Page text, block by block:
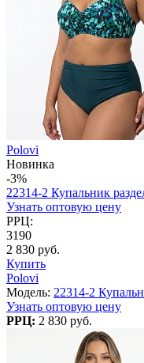
Polovi
Новинка
-3%
22314-2 Купальник
Узнать оптовую цену
РРЦ:
3190
2 830 руб.
Купить
Polovi
Модель: 22314-2
Узнать оптовую цену
РРЦ: 2 830 руб.